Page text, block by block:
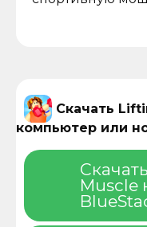
Скачать
компьютер или
Muscle